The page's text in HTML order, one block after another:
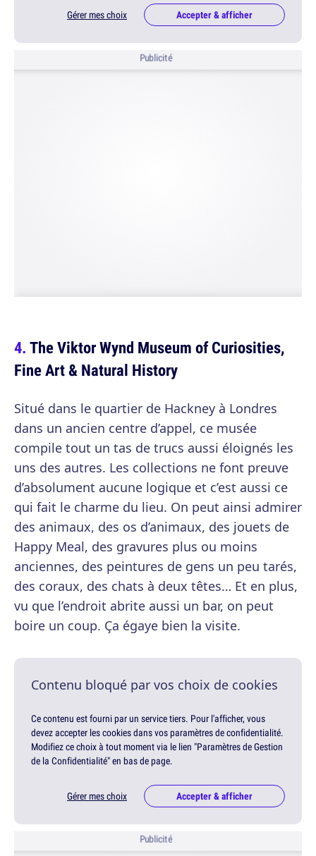
Gérer mes choix Accepter & afficher
Publicité
The Viktor Wynd Museum of Curiosities,
Fine Art & Natural History
Situé dans le quartier de Hackney à Londres
dans un ancien centre d’appel, ce musée
compile tout un tas de trucs aussi éloignés les
uns des autres. Les collections ne font preuve
d’absolument aucune logique et c’est aussi ce
qui fait le charme du lieu. On peut ainsi admirer
des animaux, des os d’animaux, des jouets de
Happy Meal, des gravures plus ou moins
anciennes, des peintures de gens un peu tarés,
des coraux, des chats à deux têtes… Et en plus,
vu que l’endroit abrite aussi un bar, on peut
boire un coup. Ça égaye bien la visite.
Contenu bloqué par vos choix de cookies
Ce contenu est fourni par un service tiers. Pour l'afficher, vous
devez accepter les cookies dans vos paramètres de confidentialité.
Modifiez ce choix à tout moment via le lien "Paramètres de Gestion
de la Confidentialité" en bas de page.
Gérer mes choix Accepter & afficher
Publicité